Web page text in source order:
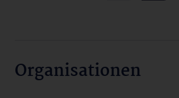
Organisationen